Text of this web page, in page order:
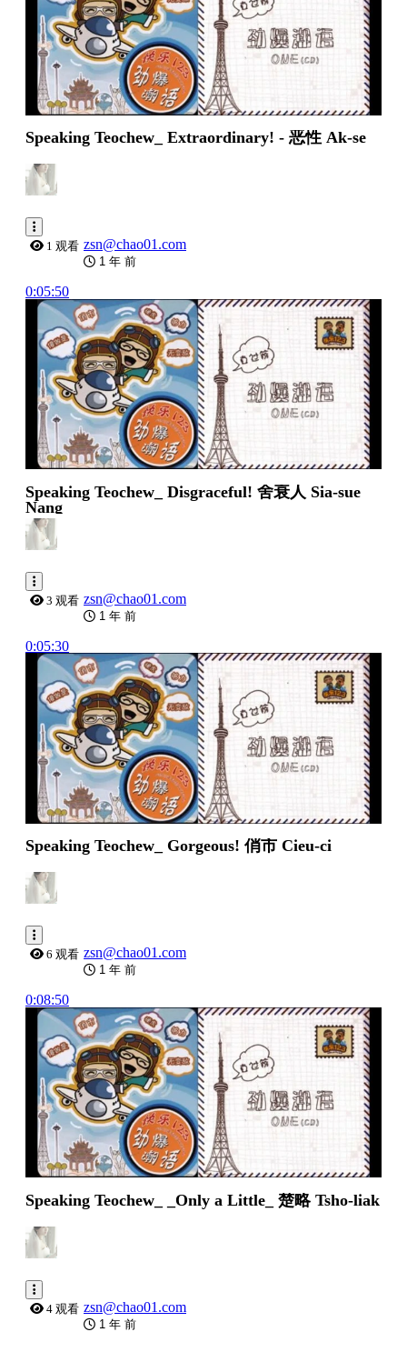
Speaking Teochew_ Extraordinary! - 恶性 Ak-se
1 观看 zsn@chao01.com
1 年 前
0:05:50
Speaking Teochew_ Disgraceful! 舍衰人 Sia-sue
Nang
3 观看 zsn@chao01.com
1 年 前
0:05:30
Speaking Teochew_ Gorgeous! 俏市 Cieu-ci
6 观看 zsn@chao01.com
1 年 前
0:08:50
Speaking Teochew_ _Only a Little_ 楚略 Tsho-liak
4 观看 zsn@chao01.com
1 年 前